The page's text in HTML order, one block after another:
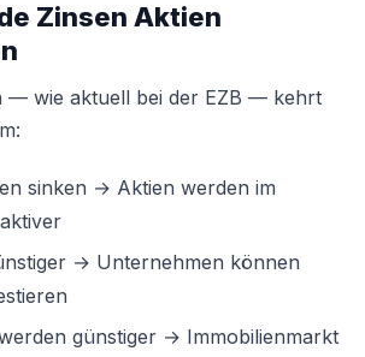
Zinsen Aktien
— wie aktuell bei der EZB — kehrt
sinken → Aktien werden im
→ Unternehmen können
günstiger → Immobilienmarkt